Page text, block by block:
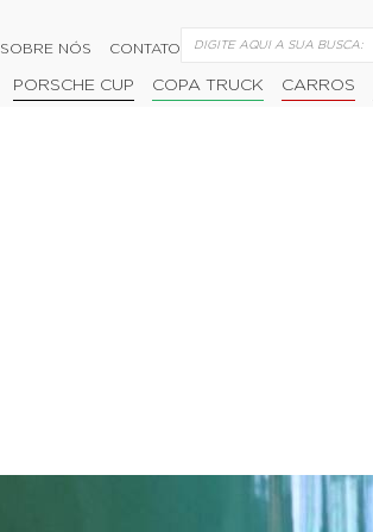
SOBRE NÓS CONTATO
PORSCHE CUP COPA TRUCK CARROS